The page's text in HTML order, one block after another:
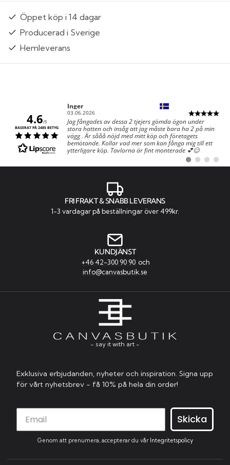
Öppet köp i 14 dagar
Producerad i Sverige
Hemleverans
4.6/5
BASERAT PÅ 2485 BETYG
Författare:
Inger
Datum:
03.06.2026
Text:
Jag fångades av dessa 2 tjejers gömda ögon under
stora hatten och insåg att jag måste bara ha 2 på min
vägg . Är sååå nöjd med mitt köp och företagets
bemötande. Kollar vad mer som kan fånga mig till ett
ytterligare köp. Tavlorna är fint monterade 💕😊
Byt
till
Byt
till
Byt
till
Byt
till
FRI FRAKT & SNABB LEVERANS
1-3 vardagar på beställningar över 499kr.
KUNDJÄNST
+46 42-300 90 90 och
info@canvasbutik.se
- say it with art -
Exklusiva erbjudanden, nyheter och inspiration. Signa upp
för vårt nyhetsbrev - få 10% på hela din order!
Skicka
Genom att prenumera, accepterar du vår Integritetspolicy